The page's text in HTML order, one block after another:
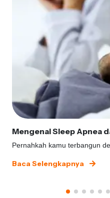
Pernahkah kamu terbangun
Baca Selengkapnya